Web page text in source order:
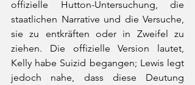
offizielle Hutton-Untersuchung, die
staatlichen Narrative und die Versuche,
sie zu entkräften oder in Zweifel zu
ziehen. Die offizielle Version lautet,
Kelly habe Suizid begangen; Lewis legt
jedoch nahe, dass diese Deutung